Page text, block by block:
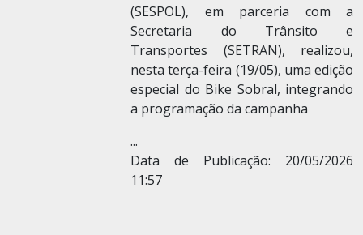
(SESPOL), em parceria com a
Secretaria do Trânsito e
Transportes (SETRAN), realizou,
nesta terça-feira (19/05), uma edição
especial do Bike Sobral, integrando
a programação da campanha
...
Data de Publicação: 20/05/2026
11:57